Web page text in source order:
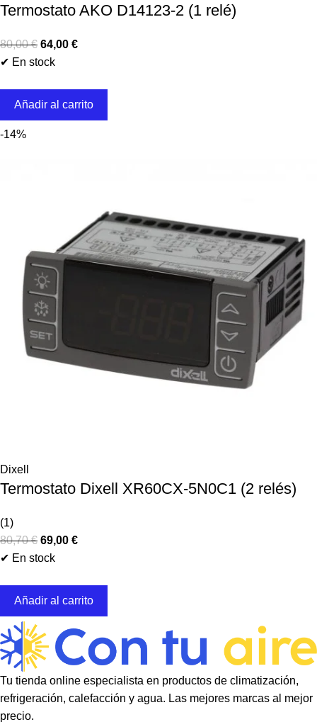
Termostato AKO D14123-2 (1 relé)
80,00€ 64,00 €
✔ En stock
Añadir al carrito
-14%
Dixell
Termostato Dixell XR60CX-5N0C1 (2 relés)
(1)
80,70€ 69,00 €
✔ En stock
Añadir al carrito
Tu tienda online especialista en productos de climatización,
refrigeración, calefacción y agua. Las mejores marcas al mejor
precio.